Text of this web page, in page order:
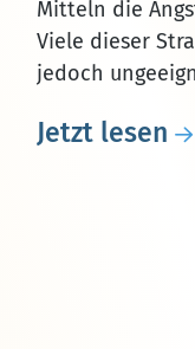
Mitteln die
Viele dieser
jedoch
Jetzt lesen